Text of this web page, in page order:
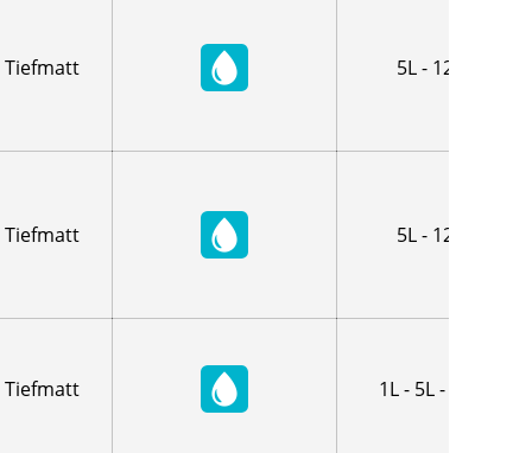
Tiefmatt 5L - 12,5L
Tiefmatt 5L - 12,5L
Tiefmatt 1L - 5L - 12,5L